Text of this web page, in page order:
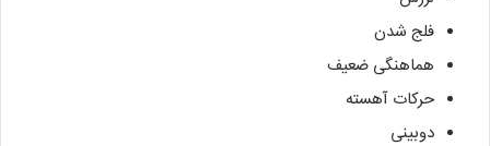
فلج شدن
هماهنگی ضعیف
حرکات آهسته
دوبینی